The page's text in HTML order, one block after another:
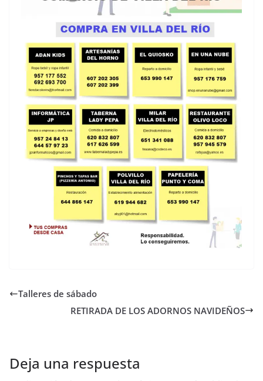
Talleres de sábado
RETIRADA DE LOS ADORNOS NAVIDEÑOS
Deja una respuesta